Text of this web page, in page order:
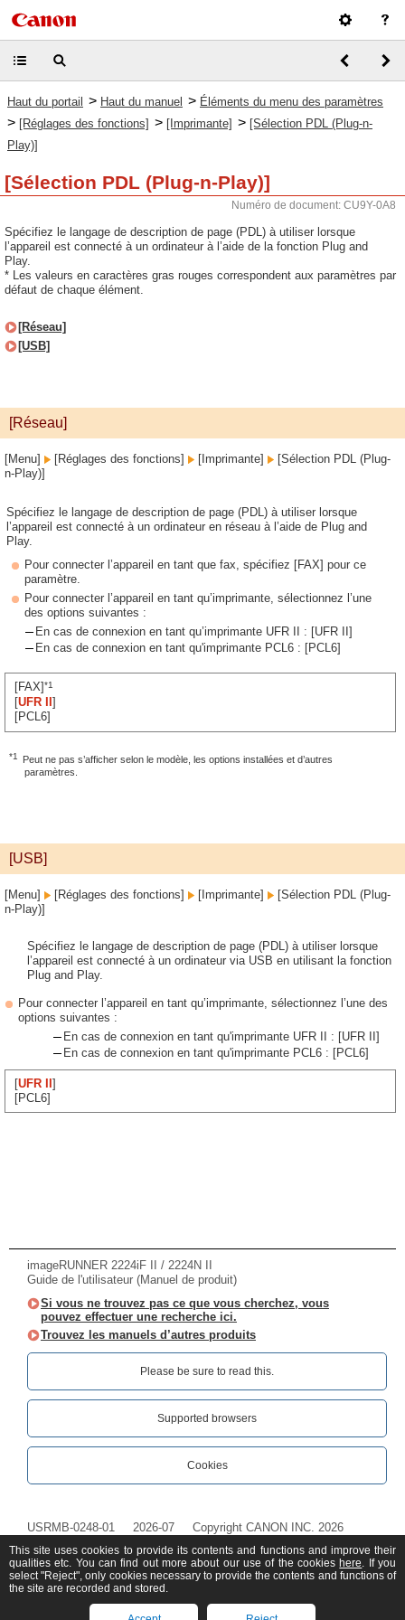
Haut du portail > Haut du manuel > Éléments du menu des paramètres
> [Réglages des fonctions] > [Imprimante] > [Sélection PDL (Plug-n-
Play)]
[Sélection PDL (Plug-n-Play)]
Numéro de document: CU9Y-0A8
Spécifiez le langage de description de page (PDL) à utiliser lorsque
l’appareil est connecté à un ordinateur à l’aide de la fonction Plug and
Play.
* Les valeurs en caractères gras rouges correspondent aux paramètres par
défaut de chaque élément.
[Réseau]
[USB]
[Réseau]
[Menu] [Réglages des fonctions] [Imprimante]
[Sélection PDL (Plug-
n-Play)]
Spécifiez le langage de description de page (PDL) à utiliser lorsque
l’appareil est connecté à un ordinateur en réseau à l’aide de Plug and
Play.
Pour connecter l’appareil en tant que fax, spécifiez [FAX] pour ce
paramètre.
Pour connecter l’appareil en tant qu’imprimante, sélectionnez l’une
des options suivantes :
En cas de connexion en tant qu’imprimante UFR II : [UFR II]
En cas de connexion en tant qu'imprimante PCL6 : [PCL6]
[FAX]*1
[UFR II ]
[PCL6]
*1
Peut ne pas s’afficher selon le modèle, les options installées et d’autres
paramètres.
[USB]
[Menu] [Réglages des fonctions] [Imprimante]
[Sélection PDL (Plug-
n-Play)]
Spécifiez le langage de description de page (PDL) à utiliser lorsque
l’appareil est connecté à un ordinateur via USB en utilisant la fonction
Plug and Play.
Pour connecter l’appareil en tant qu’imprimante, sélectionnez l’une des
options suivantes :
En cas de connexion en tant qu'imprimante UFR II : [UFR II]
En cas de connexion en tant qu'imprimante PCL6 : [PCL6]
[UFR II ]
[PCL6]
imageRUNNER 2224iF II / 2224N II
Guide de l'utilisateur (Manuel de produit)
Si vous ne trouvez pas ce que vous cherchez, vous
pouvez effectuer une recherche ici.
Trouvez les manuels d’autres produits
Please be sure to read this.‎
Supported browsers
Cookies
USRMB-0248-01 2026-07 Copyright CANON INC. 2026
This site uses cookies to provide its contents and functions and improve their
qualities etc. You can find out more about our use of the cookies here. If you
select "Reject", only cookies necessary to provide the contents and functions of
the site are recorded and stored.